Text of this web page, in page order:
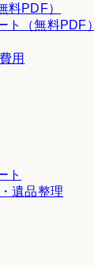
料PDF）
ト（無料PDF）
用
ト
遺品整理